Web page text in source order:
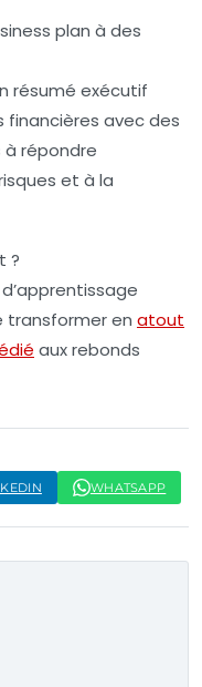
plan à des
résumé exécutif
financières avec des
répondre
et à la
?
transformer en atout
aux rebonds
WHATSAPP